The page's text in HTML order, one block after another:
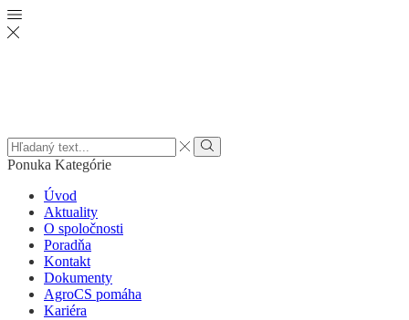
Search
input
Vyhľadať
Ponuka Kategórie
Úvod
Aktuality
O spoločnosti
Poradňa
Kontakt
Dokumenty
AgroCS pomáha
Kariéra